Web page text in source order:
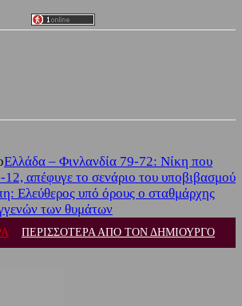
Ελλάδα – Φινλανδία 79-72: Νίκη που
12, απέφυγε το σενάριο του υποβιβασμού
Ελεύθερος υπό όρους ο σταθμάρχης
των θυμάτων
ΠΕΡΙΣΣΟΤΕΡΑ ΑΠΟ ΤΟΝ ΔΗΜΙΟΥΡΓΟ